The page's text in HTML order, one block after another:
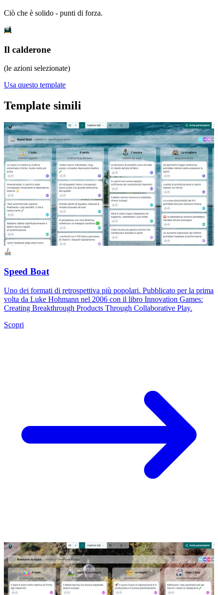
Ciò che è solido - punti di forza.
Il calderone
(le azioni selezionate)
Usa questo template
Template simili
Speed Boat
Uno dei formati di retrospettiva più popolari. Pubblicato per la prima
volta da Luke Hohmann nel 2006 con il libro Innovation Games:
Creating Breakthrough Products Through Collaborative Play.
Scopri